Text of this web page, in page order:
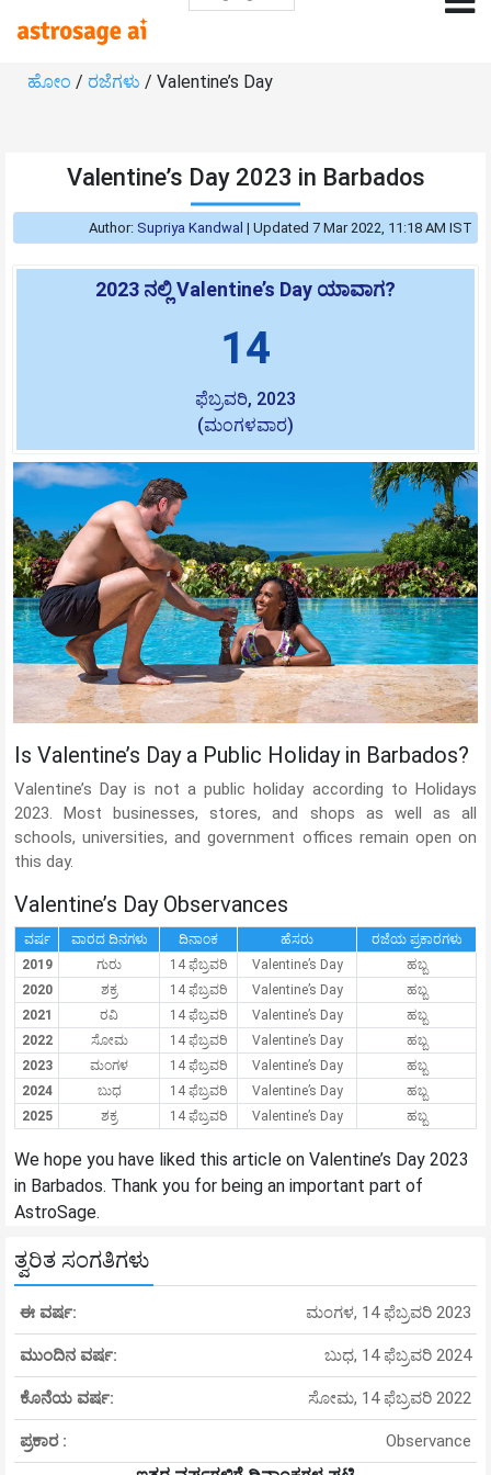
ಹೋಂ / ರಜೆಗಳು / Valentine’s Day
Valentine’s Day 2023 in Barbados
Author: Supriya Kandwal | Updated 7 Mar 2022, 11:18 AM IST
2023 ನಲ್ಲಿ Valentine’s Day ಯಾವಾಗ?
14
ಫೆಬ್ರವರಿ, 2023
(ಮಂಗಳವಾರ)
Is Valentine’s Day a Public Holiday in Barbados?
Valentine’s Day is not a public holiday according to Holidays
2023. Most businesses, stores, and shops as well as all
schools, universities, and government offices remain open on
this day.
Valentine’s Day Observances
ವರ್ಷ ವಾರದ ದಿನಗಳು ದಿನಾಂಕ ಹೆಸರು
ರಜೆಯ ಪ್ರಕಾರಗಳು
2019
ಗುರು 14 ಫೆಬ್ರವರಿ Valentine’s Day
ಹಬ್ಬ
2020
ಶಕ್ರ 14 ಫೆಬ್ರವರಿ Valentine’s Day
ಹಬ್ಬ
2021
ರವಿ 14 ಫೆಬ್ರವರಿ Valentine’s Day
ಹಬ್ಬ
2022
ಸೋಮ 14 ಫೆಬ್ರವರಿ Valentine’s Day
ಹಬ್ಬ
2023
ಮಂಗಳ 14 ಫೆಬ್ರವರಿ Valentine’s Day
ಹಬ್ಬ
2024
ಬುಧ 14 ಫೆಬ್ರವರಿ Valentine’s Day
ಹಬ್ಬ
2025
ಶಕ್ರ 14 ಫೆಬ್ರವರಿ Valentine’s Day ಹಬ್ಬ
We hope you have liked this article on Valentine’s Day 2023
in Barbados. Thank you for being an important part of
AstroSage.
ತ್ವರಿತ ಸಂಗತಿಗಳು
ಈ ವರ್ಷ: ಮಂಗಳ, 14 ಫೆಬ್ರವರಿ 2023
ಮುಂದಿನ ವರ್ಷ: ಬುಧ, 14 ಫೆಬ್ರವರಿ 2024
ಕೊನೆಯ ವರ್ಷ: ಸೋಮ, 14 ಫೆಬ್ರವರಿ 2022
ಪ್ರಕಾರ : Observance